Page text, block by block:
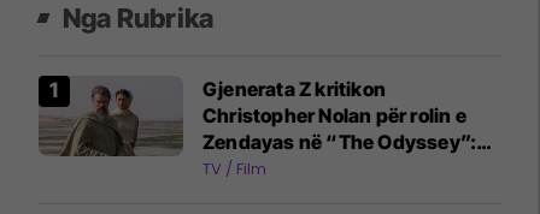
Nga Rubrika
Gjenerata Z kritikon
Christopher Nolan për rolin e
Zendayas në “The Odyssey”:
Athena u reduktua në një figurë
TV / Film